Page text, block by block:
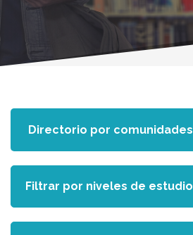
Filtrar por niveles de estudio